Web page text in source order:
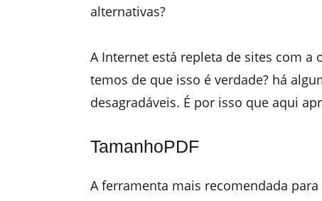
alternativas?
A Internet está repleta de sites com a
temos de que isso é verdade? há
desagradáveis. É por isso que aqui
TamanhoPDF
A ferramenta mais recomendada